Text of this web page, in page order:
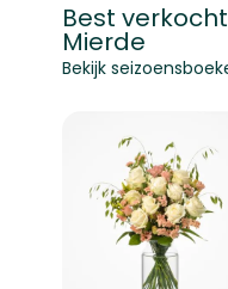
Best
Mierde
Navigeren door de
Druk om carrousel
Bekijk